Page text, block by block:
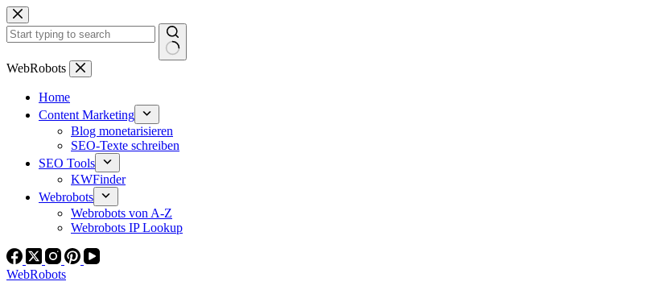
Zum
Inhalt
springen
Keine
WebRobots
Home
Content Marketing
Blog monetarisieren
SEO-Texte schreiben
SEO Tools
KWFinder
Webrobots
Webrobots von A-Z
Webrobots IP Lookup
WebRobots